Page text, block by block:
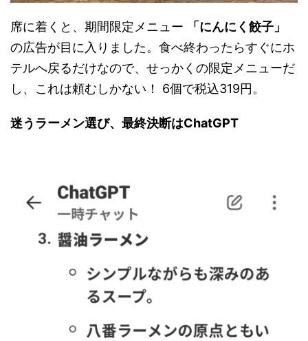
席に着くと、期間限定メニュー
「にんにく餃子」
の広告が目に入りました。食べ終わったらすぐにホ
テルへ戻るだけなので、せっかくの限定メニューだ
し、これは頼むしかない！ 6個で税込319円。
迷うラーメン選び、最終決断はChatGPT